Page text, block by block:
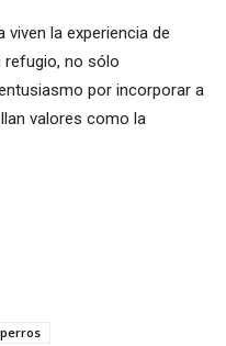
la experiencia de
refugio, no sólo
por incorporar a
valores como la
perros